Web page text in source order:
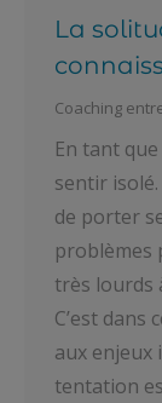
La
Coaching
En tant
sentir
de porter
problèmes
très lourds
C’est dans
aux enjeux
tentation